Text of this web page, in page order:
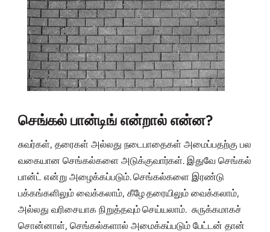
செங்கல் பான்டிங் என்றால் என்ன?
சுவர்கள், தரைகள் அல்லது நடைபாதைகள் அமைப்பதற்கு பல
வகையான செங்கல்களை அடுக்குவார்கள். இதுவே செங்கல்
பான்ட் என்று அழைக்கப்படும். செங்கல்களை இரண்டு
பக்கங்களிலும் வைக்கலாம், கீழே தரையிலும் வைக்கலாம்,
அல்லது வரிசையாக நிறுத்தவும் செய்யலாம். சுருக்கமாகச்
சொன்னாள், செங்கல்களால் அமைக்கப்படும் பேட்டன் தான்